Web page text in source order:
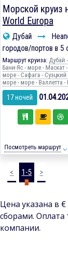
Морской круиз
World Europa
Дубай
городов/портов в 5
Маршрут круиза: Дубай
Бани-Яс - море - Маскат
море - Сафага -
море - море - Валлетта
17 ночей
Посмотреть маршрут
< 1-5 >
Цена указана в
сборами. Оплата
компании.